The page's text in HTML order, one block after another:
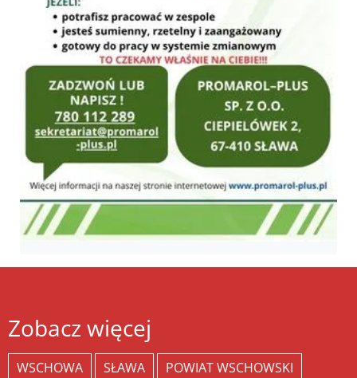
Zobacz więcej
WSCHOWA SŁAWA
POWIAT WSCHOWSKI